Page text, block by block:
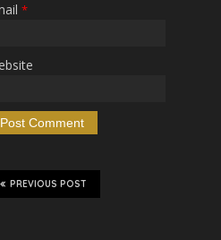
*
PREVIOUS POST